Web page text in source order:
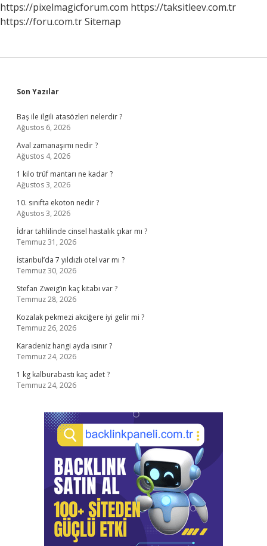
https://pixelmagicforum.com https://taksitleev.com.tr
https://foru.com.trSitemap
Sidebar
Son Yazılar
Baş ile ilgili atasözleri nelerdir ?
Ağustos 6, 2026
Aval zamanaşımı nedir ?
Ağustos 4, 2026
1 kilo trüf mantarı ne kadar ?
Ağustos 3, 2026
10. sınıfta ekoton nedir ?
Ağustos 3, 2026
İdrar tahlilinde cinsel hastalık çıkar mı ?
Temmuz 31, 2026
İstanbul’da 7 yıldızlı otel var mı ?
Temmuz 30, 2026
Stefan Zweig’in kaç kitabı var ?
Temmuz 28, 2026
Kozalak pekmezi akciğere iyi gelir mi ?
Temmuz 26, 2026
Karadeniz hangi ayda ısınır ?
Temmuz 24, 2026
1 kg kalburabastı kaç adet ?
Temmuz 24, 2026